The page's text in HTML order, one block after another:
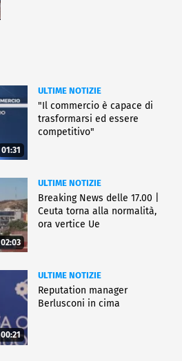
01:31
ULTIME NOTIZIE
"Il commercio è capace di
trasformarsi ed essere
competitivo"
02:03
ULTIME NOTIZIE
Breaking News delle 17.00 |
Ceuta torna alla normalità,
ora vertice Ue
00:21
ULTIME NOTIZIE
Reputation manager
Berlusconi in cima